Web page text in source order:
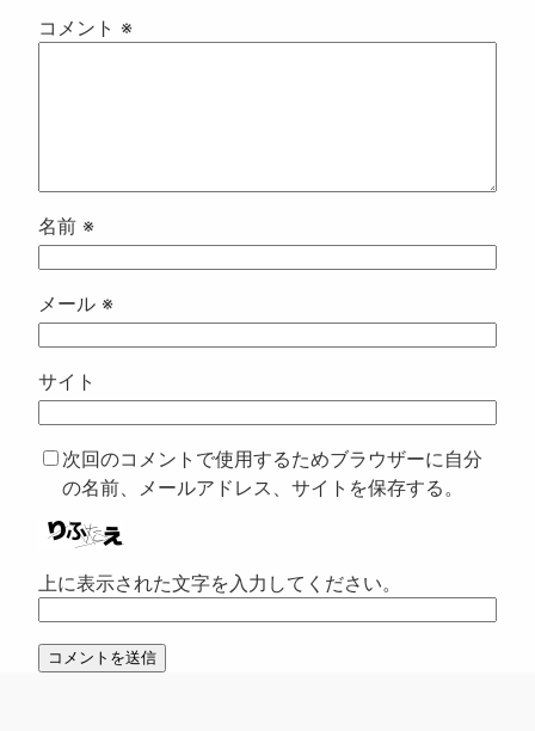
コメント ※
名前 ※
メール ※
サイト
次回のコメントで使用するためブラウザーに自分
の名前、メールアドレス、サイトを保存する。
上に表示された文字を入力してください。